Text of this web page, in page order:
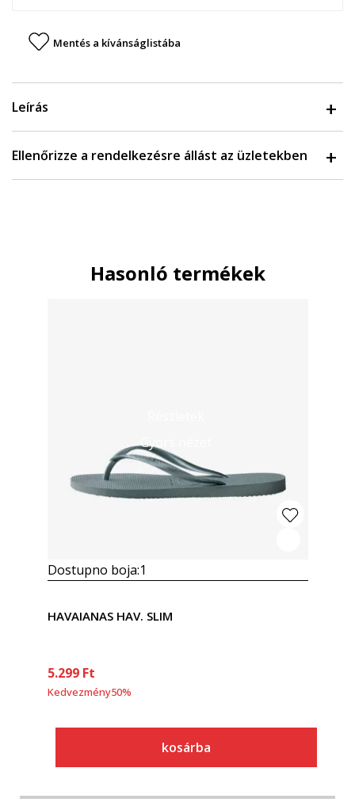
Mentés a kívánságlistába
Leírás
Ellenőrizze a rendelkezésre állást az üzletekben
Hasonló termékek
Gyors nézet
Dostupno boja:1
HAVAIANAS HAV. SLIM
5.299 Ft
Kedvezmény50%
kosárba